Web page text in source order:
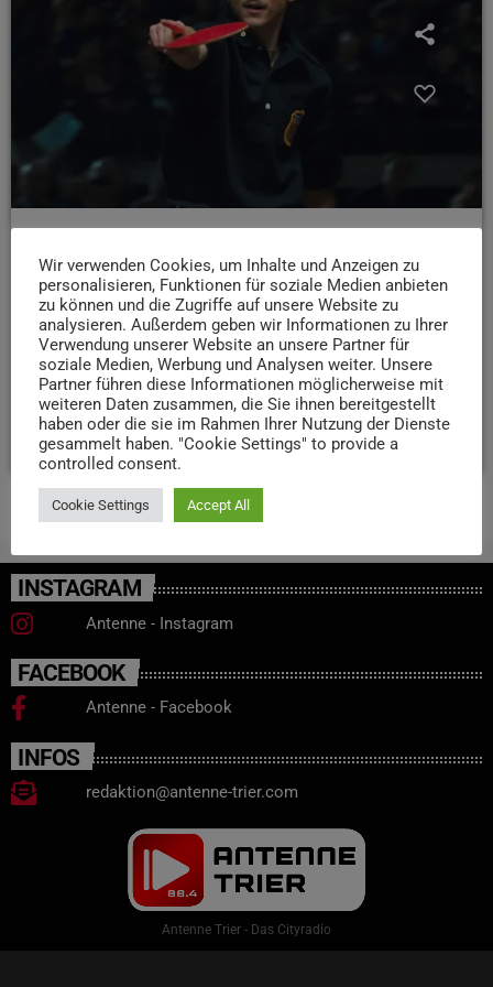
KW 09: Marty Supreme
Heute startet eine charmante Underdog-Story über große
Träume, Selbstüberschätzung – und die Frage, wie viel
Glaube an sich selbst wirklich reicht: „Marty Supreme“
Filmtesterin Viki hat die Infos:
today 26. FEBRUAR 2026 18
INSTAGRAM
Antenne - Instagram
FACEBOOK
Antenne - Facebook
INFOS
redaktion@antenne-trier.com
Antenne Trier - Das Cityradio
Wir verwenden Cookies, um Inhalte und Anzeigen zu
personalisieren, Funktionen für soziale Medien anbieten
zu können und die Zugriffe auf unsere Website zu
analysieren. Außerdem geben wir Informationen zu Ihrer
Verwendung unserer Website an unsere Partner für
soziale Medien, Werbung und Analysen weiter. Unsere
Partner führen diese Informationen möglicherweise mit
weiteren Daten zusammen, die Sie ihnen bereitgestellt
haben oder die sie im Rahmen Ihrer Nutzung der Dienste
gesammelt haben. "Cookie Settings" to provide a
controlled consent.
Cookie Settings Accept All